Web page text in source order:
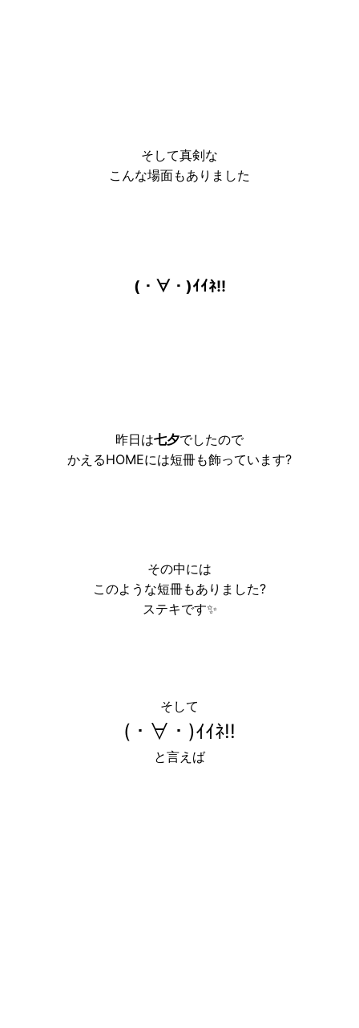
そして真剣な
こんな場面もありました
(・∀・)ｲｲﾈ!!
昨日は七夕でしたので
かえるHOMEには短冊も飾っています?
その中には
このような短冊もありました?
ステキです✨
そして
(・∀・)ｲｲﾈ!!
と言えば